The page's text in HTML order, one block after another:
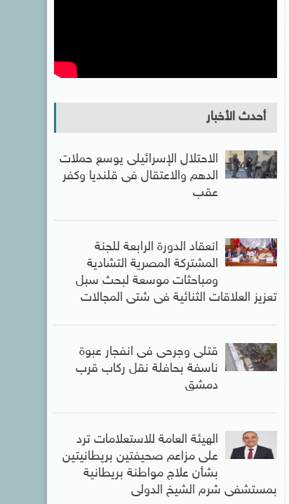
أحدث الأخبار
الاحتلال الإسرائيلى يوسع حملات
الدهم والاعتقال فى قلنديا وكفر
عقب
انعقاد الدورة الرابعة للجنة
المشتركة المصرية التشادية
ومباحثات موسعة لبحث سبل
تعزيز العلاقات الثنائية فى شتى المجالات
قتلى وجرحى فى انفجار عبوة
ناسفة بحافلة نقل ركاب قرب
دمشق
الهيئة العامة للاستعلامات ترد
على مزاعم صحيفتين بريطانيتين
بشأن علاج مواطنة بريطانية
بمستشفى شرم الشيخ الدولى